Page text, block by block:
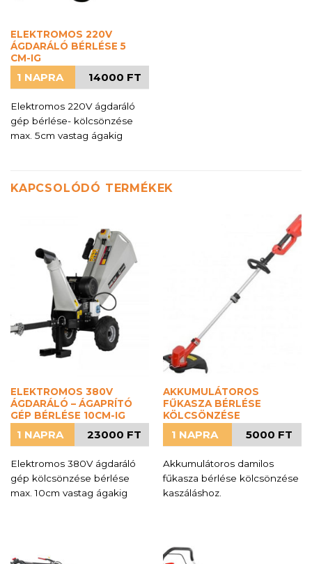
ELEKTROMOS 220V
ÁGDARÁLÓ BÉRLÉSE 5
CM-IG
1 NAPRA 14000 FT
Elektromos 220V ágdaráló
gép bérlése- kölcsönzése
max. 5cm vastag ágakig
KAPCSOLÓDÓ TERMÉKEK
ELEKTROMOS 380V
ÁGDARÁLÓ – ÁGAPRÍTÓ
GÉP BÉRLÉSE 10CM-IG
1 NAPRA 23000 FT
Elektromos 380V ágdaráló
gép kölcsönzése bérlése
max. 10cm vastag ágakig
AKKUMULÁTOROS
FŰKASZA BÉRLÉSE
KÖLCSÖNZÉSE
1 NAPRA 5000 FT
Akkumulátoros damilos
fűkasza bérlése kölcsönzése
kaszáláshoz.